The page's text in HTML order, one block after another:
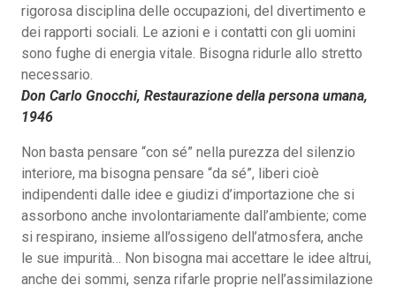
rigorosa disciplina delle occupazioni, del divertimento e
dei rapporti sociali. Le azioni e i contatti con gli uomini
sono fughe di energia vitale. Bisogna ridurle allo stretto
necessario.
Don Carlo Gnocchi, Restaurazione della persona umana,
1946
Non basta pensare “con sé” nella purezza del silenzio
interiore, ma bisogna pensare “da sé”, liberi cioè
indipendenti dalle idee e giudizi d’importazione che si
assorbono anche involontariamente dall’ambiente; come
si respirano, insieme all’ossigeno dell’atmosfera, anche
le sue impurità… Non bisogna mai accettare le idee altrui,
anche dei sommi, senza rifarle proprie nell’assimilazione